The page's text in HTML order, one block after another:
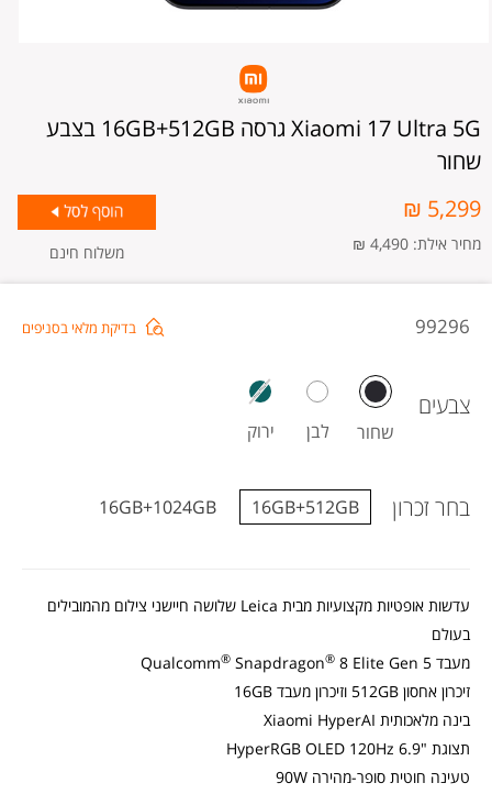
Xiaomi 17 Ultra 5G גרסה 16GB+512GB בצבע
שחור
5,299 ₪
מחיר אילת: 4,490 ₪ משלוח חינם
בדיקת מלאי בסניפים 99296
צבעים
שחור לבן ירוק
בחר זכרון 16GB+512GB
16GB+1024GB
עדשות אופטיות מקצועיות מבית Leica שלושה חיישני צילום מהמובילים
בעולם
מעבד Qualcomm
® Snapdragon® 8 Elite Gen 5
זיכרון אחסון 512GB וזיכרון מעבד 16GB
בינה מלאכותית Xiaomi HyperAI
תצוגת "HyperRGB OLED 120Hz 6.9
טעינה חוטית סופר-מהירה 90W